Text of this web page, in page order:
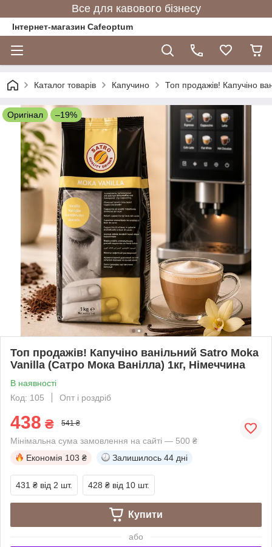
Все для кавового бізнесу
Інтернет-магазин Cafeoptum
Каталог товарів Капучино Топ продажів! Капучіно
Оригінал –19%
Топ продажів! Капучіно ванільний Satro Moka
Vanilla (Сатро Мока Ванілла) 1кг, Німеччина
В наявності
Код: 105
Опт і роздріб
438 ₴ 541 ₴
Мінімальна сума замовлення на сайті — 500 ₴
Економія 103 ₴ Залишилось 44 дні
431 ₴ від 2 шт. 428 ₴ від 10 шт.
Купити
або